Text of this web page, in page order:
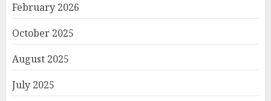
February 2026
October 2025
August 2025
July 2025